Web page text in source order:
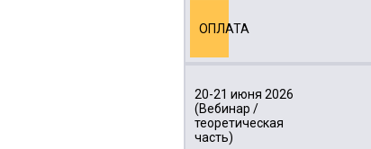
ОПЛАТА
20-21 июня 2026
(Вебинар /
теоретическая
часть)